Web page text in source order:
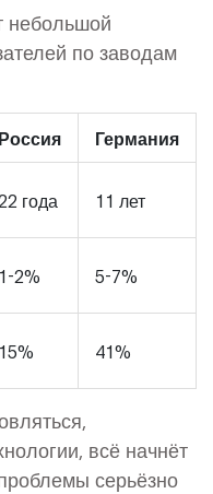
небольшой
по заводам
Россия Германия
года 11 лет
1-2% 5-7%
15% 41%
всё начнёт
серьёзно